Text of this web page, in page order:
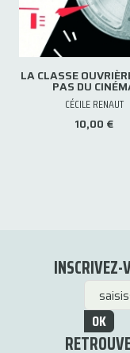
LA CLASSE
PAS DU
CÉCILE RENAUT
10,00 €
INSCRIVEZ-
OK